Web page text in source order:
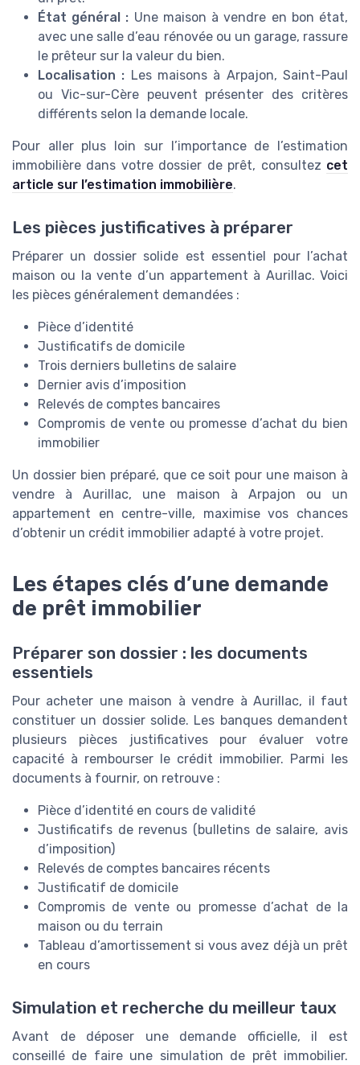
État général : Une maison à vendre en bon état,
avec une salle d’eau rénovée ou un garage, rassure
le prêteur sur la valeur du bien.
Localisation : Les maisons à Arpajon, Saint-Paul
ou Vic-sur-Cère peuvent présenter des critères
différents selon la demande locale.
Pour aller plus loin sur l’importance de l’estimation
immobilière dans votre dossier de prêt, consultez cet
article sur l’estimation immobilière.
Les pièces justificatives à préparer
Préparer un dossier solide est essentiel pour l’achat
maison ou la vente d’un appartement à Aurillac. Voici
les pièces généralement demandées :
Pièce d’identité
Justificatifs de domicile
Trois derniers bulletins de salaire
Dernier avis d’imposition
Relevés de comptes bancaires
Compromis de vente ou promesse d’achat du bien
immobilier
Un dossier bien préparé, que ce soit pour une maison à
vendre à Aurillac, une maison à Arpajon ou un
appartement en centre-ville, maximise vos chances
d’obtenir un crédit immobilier adapté à votre projet.
Les étapes clés d’une demande
de prêt immobilier
Préparer son dossier : les documents
essentiels
Pour acheter une maison à vendre à Aurillac, il faut
constituer un dossier solide. Les banques demandent
plusieurs pièces justificatives pour évaluer votre
capacité à rembourser le crédit immobilier. Parmi les
documents à fournir, on retrouve :
Pièce d’identité en cours de validité
Justificatifs de revenus (bulletins de salaire, avis
d’imposition)
Relevés de comptes bancaires récents
Justificatif de domicile
Compromis de vente ou promesse d’achat de la
maison ou du terrain
Tableau d’amortissement si vous avez déjà un prêt
en cours
Simulation et recherche du meilleur taux
Avant de déposer une demande officielle, il est
conseillé de faire une simulation de prêt immobilier.